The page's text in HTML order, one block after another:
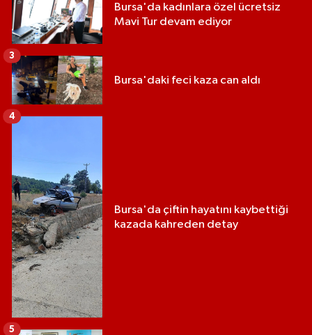
Bursa'da kadınlara özel ücretsiz
Mavi Tur devam ediyor
Bursa'daki feci kaza can aldı
3
Bursa'da çiftin hayatını kaybettiği
kazada kahreden detay
4
5